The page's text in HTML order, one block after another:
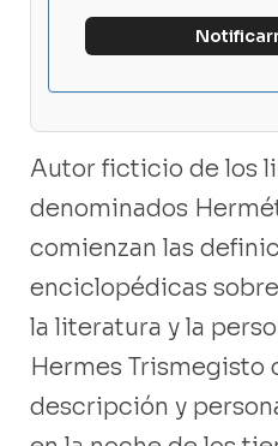
Autor ficticio de los
denominados
comienzan las
enciclopédicas
la literatura y la
Hermes Trismegisto
descripción y